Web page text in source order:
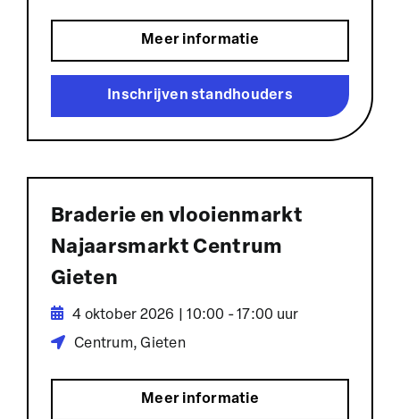
Meer informatie
Inschrijven standhouders
Braderie en vlooienmarkt
Najaarsmarkt Centrum
Gieten
4 oktober 2026 | 10:00 - 17:00 uur
Centrum, Gieten
Meer informatie